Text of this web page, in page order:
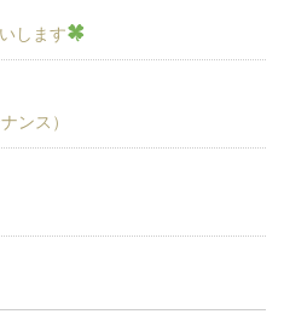
します
ンス）